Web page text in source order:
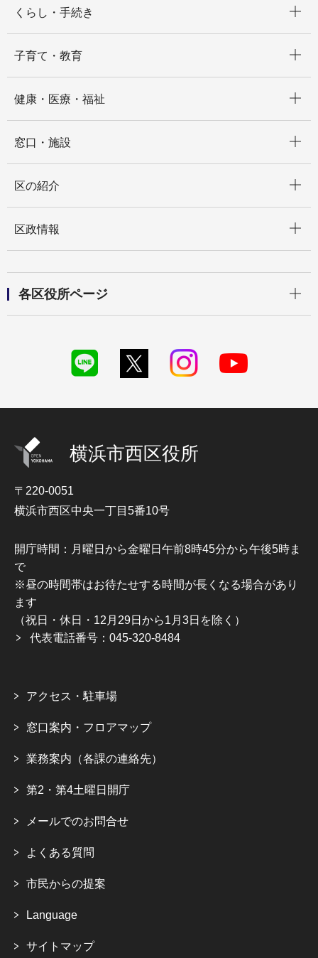
くらし・手続き
子育て・教育
健康・医療・福祉
窓口・施設
区の紹介
区政情報
各区役所ページ
横浜市西区役所
〒220-0051
横浜市西区中央一丁目5番10号
開庁時間：月曜日から金曜日午前8時45分から午後5時ま
で
※昼の時間帯はお待たせする時間が長くなる場合があり
ます
（祝日・休日・12月29日から1月3日を除く）
代表電話番号：045-320-8484
アクセス・駐車場
窓口案内・フロアマップ
業務案内（各課の連絡先）
第2・第4土曜日開庁
メールでのお問合せ
よくある質問
市民からの提案
Language
サイトマップ